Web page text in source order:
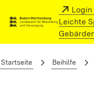
Zum Hauptinhalt
Leichte
Startseite Beihilfe